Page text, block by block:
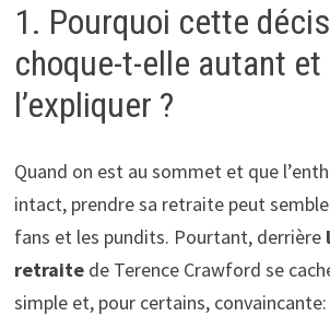
1. Pourquoi cette
choque-t-elle autant
l’expliquer ?
Quand on est au sommet et que
intact, prendre sa retraite peut
fans et les pundits. Pourtant, derrière
retraitede Terence Crawford se
simple et, pour certains, convaincante: